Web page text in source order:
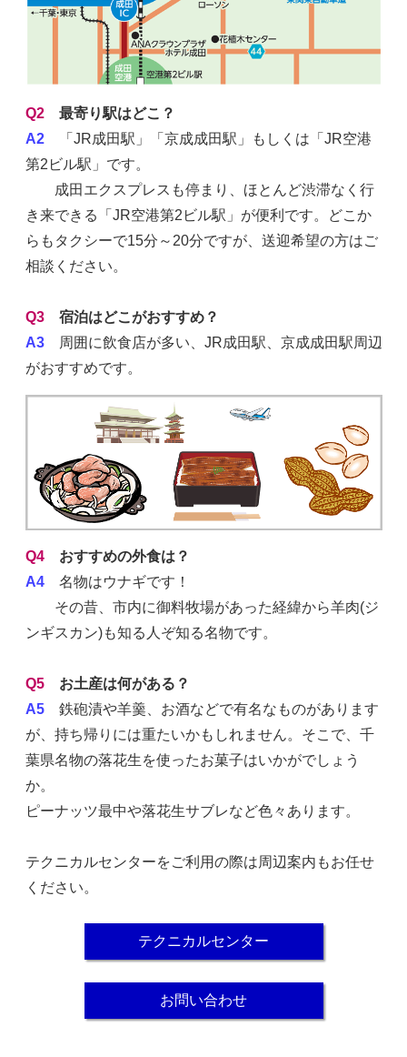
Q2 最寄り駅はどこ？
A2
「JR成田駅」「京成成田駅」もしくは「JR空港
第2ビル駅」です。
成田エクスプレスも停まり、ほとんど渋滞なく行
き来できる「JR空港第2ビル駅」が便利です。どこか
らもタクシーで15分～20分ですが、送迎希望の方はご
相談ください。
Q3 宿泊はどこがおすすめ？
A3周囲に飲食店が多い、JR成田駅、京成成田駅周辺
がおすすめです。
Q4 おすすめの外食は？
A4 名物はウナギです！
その昔、市内に御料牧場があった経緯から羊肉(ジ
ンギスカン)も知る人ぞ知る名物です。
Q5 お土産は何がある？
A5 鉄砲漬や羊羹、お酒などで有名なものがあります
が、持ち帰りには重たいかもしれません。そこで、千
葉県名物の落花生を使ったお菓子はいかがでしょう
か。
ピーナッツ最中や落花生サブレなど色々あります。
テクニカルセンターをご利用の際は周辺案内もお任せ
ください。
テクニカルセンター
お問い合わせ